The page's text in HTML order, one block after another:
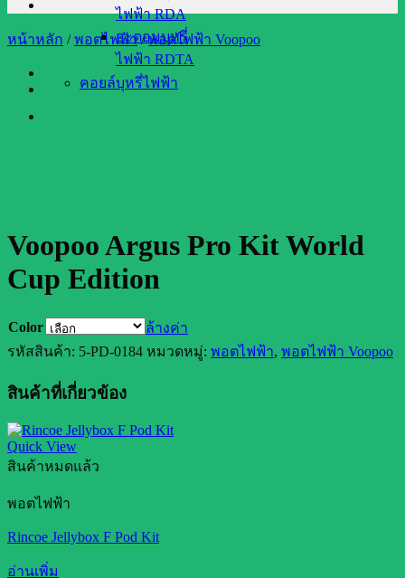
ไฟฟ้า RDA
อะตอมบุหรี่
ไฟฟ้า RDTA
คอยล์บุหรี่ไฟฟ้า
หน้าหลัก / พอตไฟฟ้า / พอตไฟฟ้า Voopoo
Voopoo Argus Pro Kit World
Cup Edition
Color
ล้างค่า
รหัสสินค้า: 5-PD-0184 หมวดหมู่: พอตไฟฟ้า, พอตไฟฟ้า Voopoo
สินค้าที่เกี่ยวข้อง
Quick View
สินค้าหมดแล้ว
พอตไฟฟ้า
Rincoe Jellybox F Pod Kit
อ่านเพิ่ม